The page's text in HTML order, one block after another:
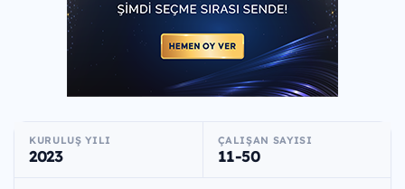
KURULUŞ YILI
2023
ÇALIŞAN SAYISI
11-50